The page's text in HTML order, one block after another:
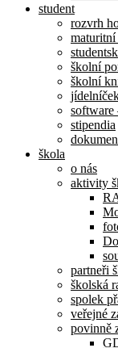
student
rozvrh
maturitní
školní
školní
software
stipendia
škola
o nás
aktivity
partneři
školská
spolek
veřejné
povinně